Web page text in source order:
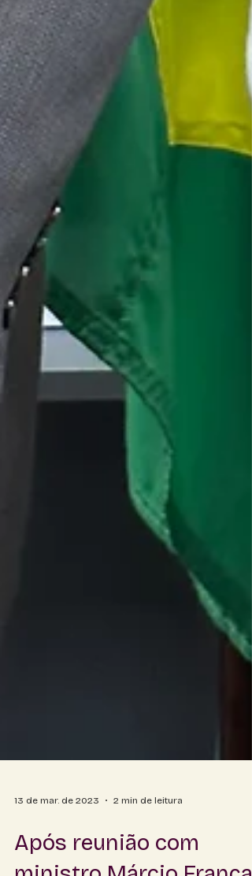
13 de mar. de 2023 2 min de leitura